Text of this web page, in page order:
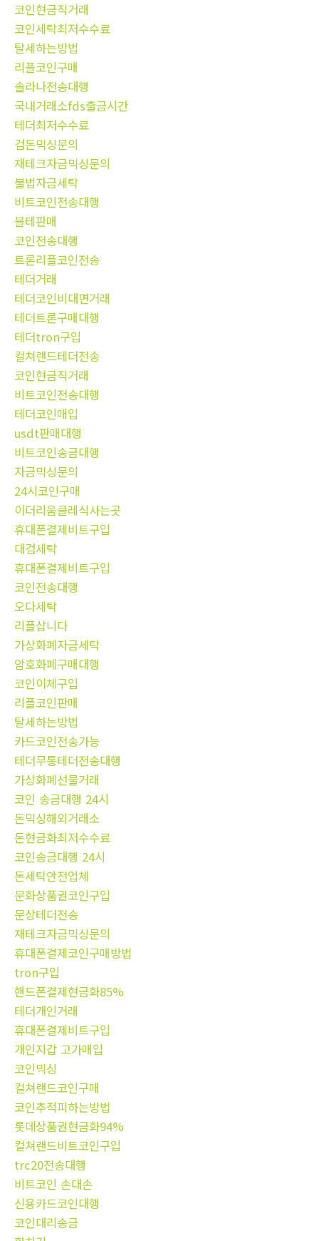
코인현금직거래
코인세탁최저수수료
탈세하는방법
리플코인구매
솔라나전송대행
국내거래소fds출금시간
테더최저수수료
검돈믹싱문의
재테크자금믹싱문의
불법자금세탁
비트코인전송대행
블테판매
코인전송대행
트론리플코인전송
테더거래
테더코인비대면거래
테더트론구매대행
테더tron구입
컬쳐랜드테더전송
코인현금직거래
비트코인전송대행
테더코인매입
usdt판매대행
비트코인송금대행
자금믹싱문의
24시코인구매
이더리움클레식사는곳
휴대폰결제비트구입
대검세탁
휴대폰결제비트구입
코인전송대행
오다세탁
리플삽니다
가상화폐자금세탁
암호화폐구매대행
코인이체구입
리플코인판매
탈세하는방법
카드코인전송가능
테더무통테더전송대행
가상화폐선물거래
코인 송금대행 24시
돈믹싱해외거래소
돈현금화최저수수료
코인송금대행 24시
돈세탁안전업체
문화상품권코인구입
문상테더전송
재테크자금믹싱문의
휴대폰결제코인구매방법
tron구입
핸드폰결제현금화85%
테더개인거래
휴대폰결제비트구입
개인지갑 고가매입
코인믹싱
컬쳐랜드코인구매
코인추적피하는방법
롯데상품권현금화94%
컬쳐랜드비트코인구입
trc20전송대행
비트코인 손대손
신용카드코인대행
코인대리송금